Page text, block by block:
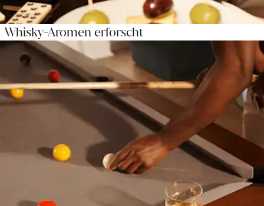
Whisky-Aromen erforscht